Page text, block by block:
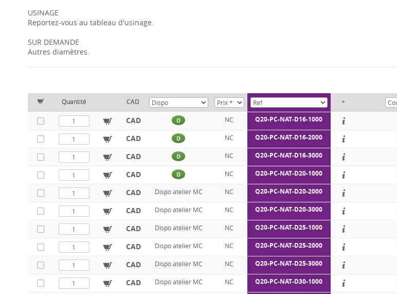
USINAGE
Reportez-vous au tableau d'usinage.
SUR DEMANDE
Autres diamètres.
Quantité CAD +
CAD D NC Q20-PC-NAT-D16-1000
CAD D NC Q20-PC-NAT-D16-2000
CAD D NC Q20-PC-NAT-D16-3000
CAD D NC Q20-PC-NAT-D20-1000
CAD Dispo atelier MC NC Q20-PC-NAT-D20-2000
CAD Dispo atelier MC NC Q20-PC-NAT-D20-3000
CAD Dispo atelier MC NC Q20-PC-NAT-D25-1000
CAD Dispo atelier MC NC Q20-PC-NAT-D25-2000
CAD Dispo atelier MC NC Q20-PC-NAT-D25-3000
CAD Dispo atelier MC NC Q20-PC-NAT-D30-1000